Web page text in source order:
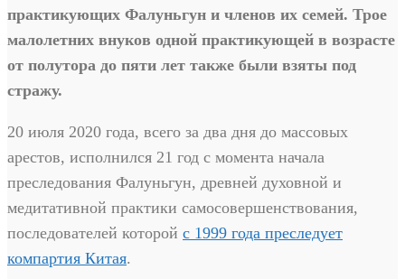
практикующих Фалуньгун и членов их семей. Трое
малолетних внуков одной практикующей в возрасте
от полутора до пяти лет также были взяты под
стражу.
20 июля 2020 года, всего за два дня до массовых
арестов, исполнился 21 год с момента начала
преследования Фалуньгун, древней духовной и
медитативной практики самосовершенствования,
последователей которой с 1999 года преследует
компартия Китая.